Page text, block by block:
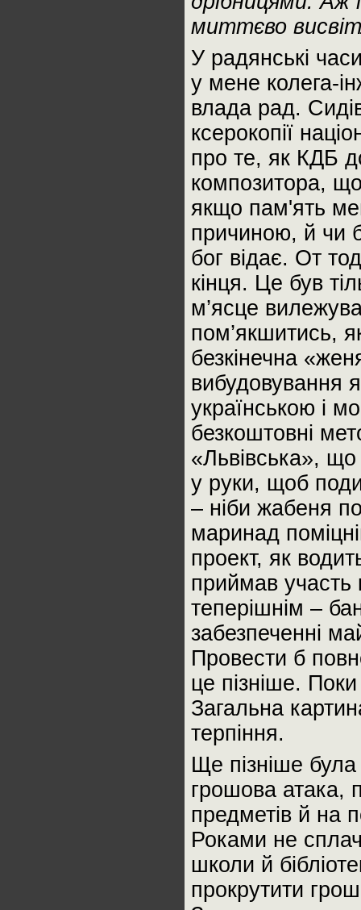
миттєво
У радянські
у мене колега-
влада рад.
ксерокопії
про те, як КДБ
композитора,
якщо пам'ять
причиною, й чи
бог відає. От
кінця. Це був
м’ясце
пом’якшитись,
безкінечна
вибудовування
українською і
безкоштовні
«Львівська»,
у руки, щоб
– ніби жабеня
маринад
проект, як
приймав участь
теперішнім –
забезпеченні
Провести б
це пізніше.
Загальна
терпіння.
Ще пізніше була
грошова атака,
предметів й на
Роками не
школи й
прокрутити